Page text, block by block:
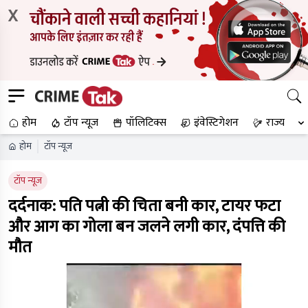
X
होम टॉप न्यूज पॉलिटिक्स इंवेस्टिगेशन राज्य
होम टॉप न्यूज
टॉप न्यूज
दर्दनाक: पति पत्नी की चिता बनी कार, टायर फटा
और आग का गोला बन जलने लगी कार, दंपत्ति की
मौत